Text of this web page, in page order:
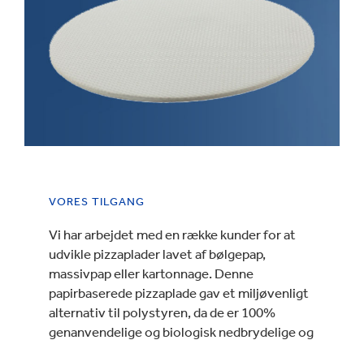
VORES TILGANG
Vi har arbejdet med en række kunder for at
udvikle pizzaplader lavet af bølgepap,
massivpap eller kartonnage. Denne
papirbaserede pizzaplade gav et miljøvenligt
alternativ til polystyren, da de er 100%
genanvendelige og biologisk nedbrydelige og